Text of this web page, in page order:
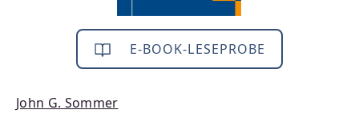
E-BOOK-LESEPROBE
John G. Sommer